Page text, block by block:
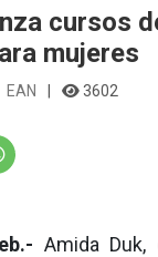
cursos
mujeres
EAN 3602
Amida